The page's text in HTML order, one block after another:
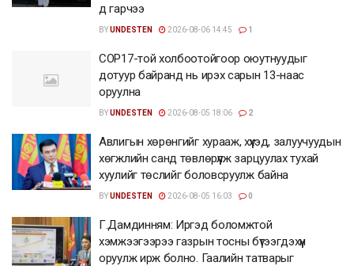
д гарчээ
BYUNDESTEN 2026-08-06 14:45 1
COP17-той холбоотойгоор оюутнуудыг
дотуур байранд нь ирэх сарын 13-наас
оруулна
BYUNDESTEN 2026-08-05 18:06 2
Авлигын хөрөнгийг хурааж, хүүхэд, залуучуудын
хөгжлийн санд төвлөрүүлж зарцуулах тухай
хуулийг төслийг боловсруулж байна
BYUNDESTEN 2026-08-05 16:03 0
Г.Дамдинням: Иргэд боломжтой
хэмжээгээрээ газрын тосны бүтээгдэхүүн
оруулж ирж болно. Гаалийн татварыг